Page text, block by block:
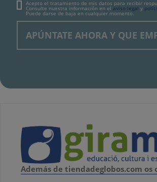
Acepto el tratamiento de mis datos para recibir
Consulte nuestra información en el aviso legal y
Puede darse de baja en cualquier momento.
Además de tiendadeglobos.com os